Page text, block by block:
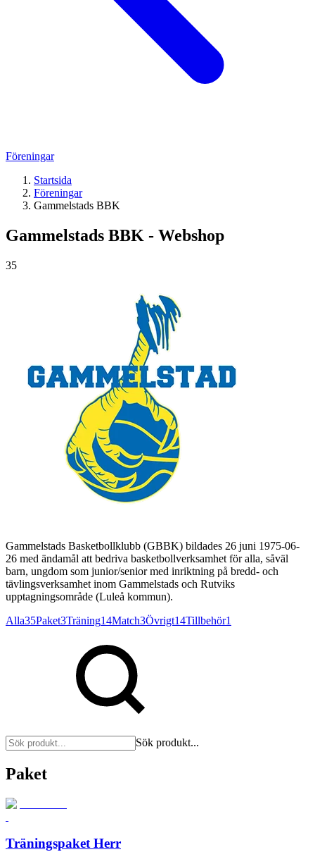
Föreningar
Startsida
Föreningar
Gammelstads BBK
Gammelstads BBK - Webshop
35
Gammelstads Basketbollklubb (GBBK) bildades 26 juni 1975-06-
26 med ändamål att bedriva basketbollverksamhet för alla, såväl
barn, ungdom som junior/senior med inriktning på bredd- och
tävlingsverksamhet inom Gammelstads och Rutviks
upptagningsområde (Luleå kommun).
Alla35Paket3Träning14Match3Övrigt14Tillbehör1
Sök produkt...
Paket
Träningspaket Herr